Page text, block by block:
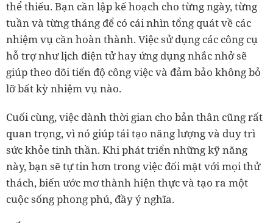
thể thiếu. Bạn cần lập kế hoạch cho từng ngày, từng
tuần và từng tháng để có cái nhìn tổng quát về các
nhiệm vụ cần hoàn thành. Việc sử dụng các công cụ
hỗ trợ như lịch điện tử hay ứng dụng nhắc nhở sẽ
giúp theo dõi tiến độ công việc và đảm bảo không bỏ
lỡ bất kỳ nhiệm vụ nào.
Cuối cùng, việc dành thời gian cho bản thân cũng rất
quan trọng, vì nó giúp tái tạo năng lượng và duy trì
sức khỏe tinh thần. Khi phát triển những kỹ năng
này, bạn sẽ tự tin hơn trong việc đối mặt với mọi thử
thách, biến ước mơ thành hiện thực và tạo ra một
cuộc sống phong phú, đầy ý nghĩa.